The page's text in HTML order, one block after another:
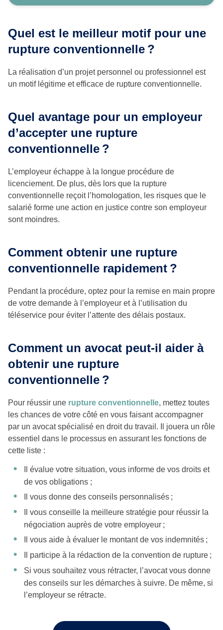
Quel est le meilleur motif pour une
rupture conventionnelle ?
La réalisation d’un projet personnel ou professionnel est
un motif légitime et efficace de rupture conventionnelle.
Quel avantage pour un employeur
d’accepter une rupture
conventionnelle ?
L’employeur échappe à la longue procédure de
licenciement. De plus, dès lors que la rupture
conventionnelle reçoit l’homologation, les risques que le
salarié forme une action en justice contre son employeur
sont moindres.
Comment obtenir une rupture
conventionnelle rapidement ?
Pendant la procédure, optez pour la remise en main propre
de votre demande à l’employeur et à l’utilisation du
téléservice pour éviter l’attente des délais postaux.
Comment un avocat peut-il aider à
obtenir une rupture
conventionnelle ?
Pour réussir une rupture conventionnelle, mettez toutes
les chances de votre côté en vous faisant accompagner
par un avocat spécialisé en droit du travail. Il jouera un rôle
essentiel dans le processus en assurant les fonctions de
cette liste :
Il évalue votre situation, vous informe de vos droits et
de vos obligations ;
Il vous donne des conseils personnalisés ;
Il vous conseille la meilleure stratégie pour réussir la
négociation auprès de votre employeur ;
Il vous aide à évaluer le montant de vos indemnités ;
Il participe à la rédaction de la convention de rupture ;
Si vous souhaitez vous rétracter, l’avocat vous donne
des conseils sur les démarches à suivre. De même, si
l’employeur se rétracte.